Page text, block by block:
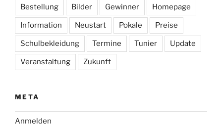
Bestellung Bilder Gewinner Homepage
Information Neustart Pokale Preise
Schulbekleidung Termine Tunier Update
Veranstaltung Zukunft
META
Anmelden